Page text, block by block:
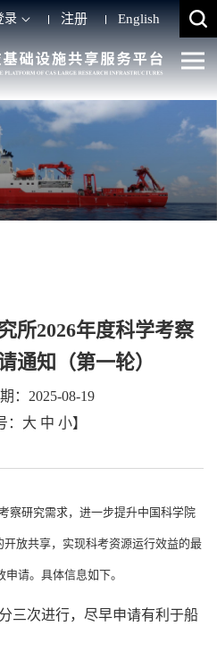
录 注册 English
所2026年度科学考察
通知（第一轮）
：2025-08-19
： 大 中 小】
察研究需求，进一步提升中国科学院
放共享，实现科考资源运行效益的最
请。具体信息如下。
三次进行，尽早申请有利于船